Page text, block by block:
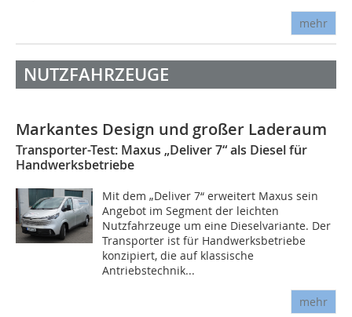
mehr
NUTZFAHRZEUGE
Markantes Design und großer Laderaum
Transporter-Test: Maxus „Deliver 7“ als Diesel für
Handwerksbetriebe
Mit dem „Deliver 7“ erweitert Maxus sein
Angebot im Segment der leichten
Nutzfahrzeuge um eine ­Dieselvariante. Der
Transporter ist für Handwerksbetriebe
konzipiert, die auf klassische
Antriebstechnik...
mehr